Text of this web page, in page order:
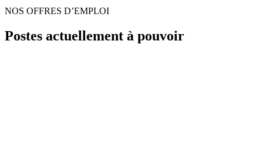
NOS OFFRES D’EMPLOI
Postes actuellement à pouvoir